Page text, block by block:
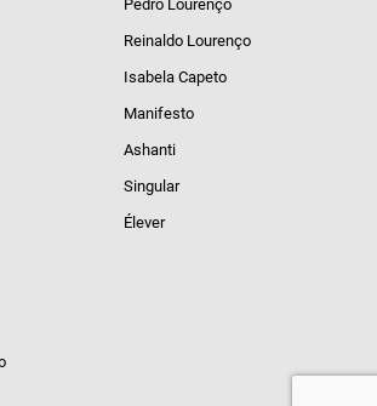
Pedro Lourenço
Reinaldo Lourenço
Isabela Capeto
Manifesto
Ashanti
Singular
Élever